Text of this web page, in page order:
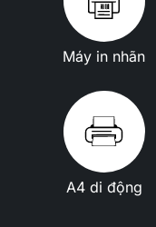
Máy in nhãn
A4 di động